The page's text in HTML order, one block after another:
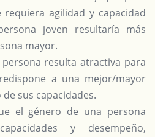
agilidad y capacidad
joven resultaría más
mayor.
persona resulta atractiva para
a una mejor/mayor
sus capacidades.
el género de una persona
y desempeño,